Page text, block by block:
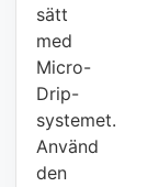
sätt
med
Micro-
Drip-
systemet.
Använd
den